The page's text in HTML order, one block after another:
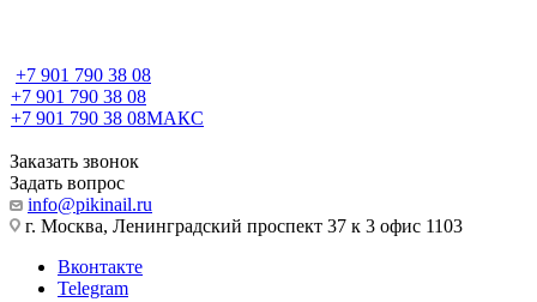
+7 901 790 38 08
+7 901 790 38 08
+7 901 790 38 08МАКС
Заказать звонок
Задать вопрос
info@pikinail.ru
г. Москва, Ленинградский проспект 37 к 3 офис 1103
Вконтакте
Telegram